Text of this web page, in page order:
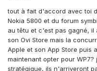
tout à fait d'accord avec toi
Nokia 5800 et du forum
au têtu et c'est pas gagné, il
son Ovi Store mais la
Apple et son App Store puis
maintenant opter pour
stratégique, ils n'arriveront